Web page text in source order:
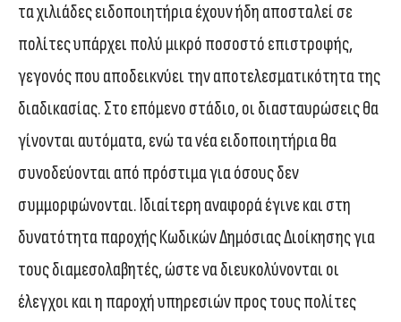
τα χιλιάδες ειδοποιητήρια έχουν ήδη αποσταλεί σε
πολίτες υπάρχει πολύ μικρό ποσοστό επιστροφής,
γεγονός που αποδεικνύει την αποτελεσματικότητα της
διαδικασίας. Στο επόμενο στάδιο, οι διασταυρώσεις θα
γίνονται αυτόματα, ενώ τα νέα ειδοποιητήρια θα
συνοδεύονται από πρόστιμα για όσους δεν
συμμορφώνονται. Ιδιαίτερη αναφορά έγινε και στη
δυνατότητα παροχής Κωδικών Δημόσιας Διοίκησης για
τους διαμεσολαβητές, ώστε να διευκολύνονται οι
έλεγχοι και η παροχή υπηρεσιών προς τους πολίτες